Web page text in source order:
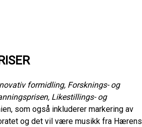
formidling, Forsknings- og
Likestillings- og
som også inkluderer markering av
og det vil være musikk fra Hærens